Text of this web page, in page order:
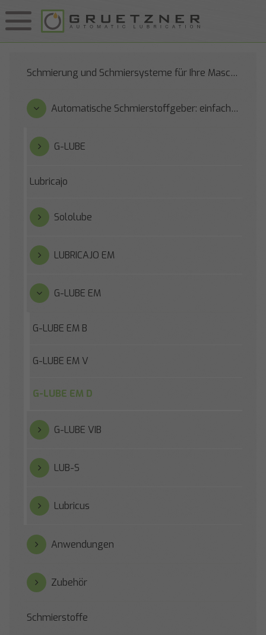
Schmierung und Schmiersysteme für Ihre Maschinen
Automatische Schmierstoffgeber: einfach zu bedienen und zuverlässig
G-LUBE
Lubricajo
Sololube
LUBRICAJO EM
G-LUBE EM
G-LUBE EM B
G-LUBE EM V
G-LUBE EM D
G-LUBE VIB
LUB-S
Lubricus
Anwendungen
Zubehör
Schmierstoffe